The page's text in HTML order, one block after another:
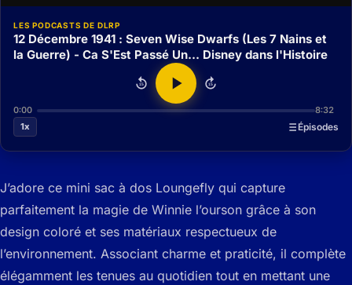
LES PODCASTS DE DLRP
12 Décembre 1941 : Seven Wise Dwarfs (Les 7 Nains et
la Guerre) - Ca S'Est Passé Un... Disney dans l'Histoire
15 15
0:00
8:32
1x
Épisodes
J’adore ce mini sac à dos Loungefly qui capture
parfaitement la magie de Winnie l’ourson grâce à son
design coloré et ses matériaux respectueux de
l’environnement. Associant charme et praticité, il complète
élégamment les tenues au quotidien tout en mettant une